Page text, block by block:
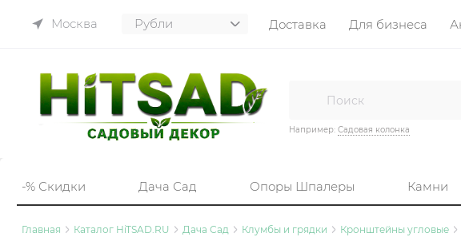
Москва Доставка Для бизнеса
Например: Садовая колонка
-% Скидки Дача Сад Опоры Шпалеры Камни
Главная Каталог HiTSAD.RU Дача Сад Клумбы и грядки Кронштейны угловые